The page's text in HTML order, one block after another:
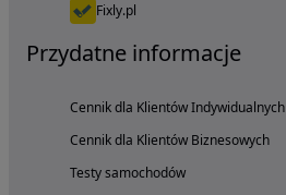
Fixly.pl
Przydatne informacje
Cennik dla Klientów Indywidualnych
Cennik dla Klientów Biznesowych
Testy samochodów